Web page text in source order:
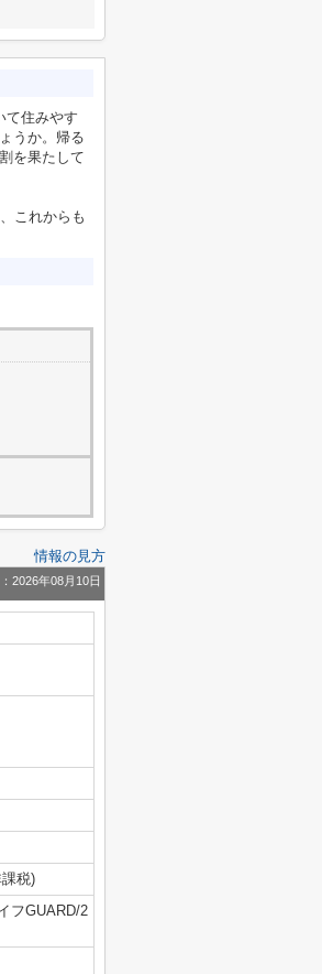
て住みやす
うか。帰る
を果たして
これからも
情報の見方
2026年08月10日
税)
フGUARD/2